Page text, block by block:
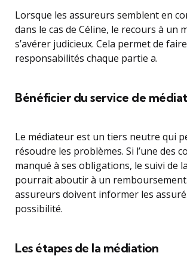
Lorsque les assureurs semblent en
dans le cas de Céline, le recours à un
s’avérer judicieux. Cela permet de
responsabilités chaque partie a.
Bénéficier du service de
Le médiateur est un tiers neutre qui
résoudre les problèmes. Si l’une des
manqué à ses obligations, le suivi de
pourrait aboutir à un
assureurs doivent informer les
possibilité.
Les étapes de la médiation